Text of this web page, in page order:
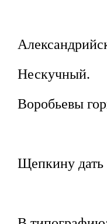
Нескучный.
Воробьевы
Щепкину дать